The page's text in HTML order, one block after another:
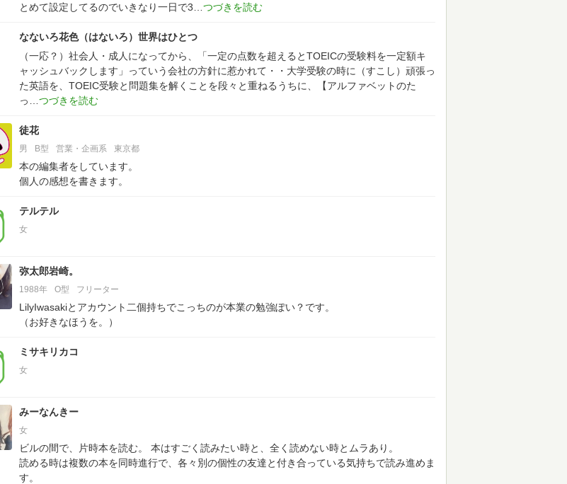
とめて設定してるのでいきなり一日で3
なないろ花色（はないろ）世界はひとつ
（一応？）社会人・成人になってから、「一定の点数を超えるとTOEICの受験料を一定額キ
ャッシュバックします」っていう会社の方針に惹かれて・・大学受験の時に（すこし）頑張っ
た英語を、TOEIC受験と問題集を解くことを段々と重ねるうちに、【アルファベットのた
っ
徒花
男 B型 営業・企画系 東京都
本の編集者をしています。
個人の感想を書きます。
テルテル
女
弥太郎岩崎。
1988年 O型 フリーター
LilyIwasakiとアカウント二個持ちでこっちのが本業の勉強ぽい？です。
（お好きなほうを。）
ミサキリカコ
女
みーなんきー
女
ビルの間で、片時本を読む。
本はすごく読みたい時と、全く読めない時とムラあり。
読める時は複数の本を同時進行で、各々別の個性の友達と付き合っている気持ちで読み進めま
す。